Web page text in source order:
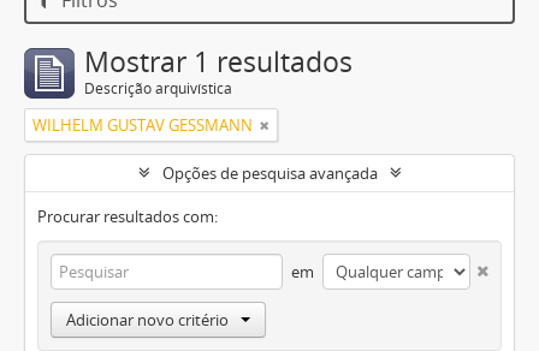
Mostrar 1 resultados
Descrição arquivística
WILHELM GUSTAV GESSMANN
Opções de pesquisa avançada
Procurar resultados com:
em
Adicionar novo critério